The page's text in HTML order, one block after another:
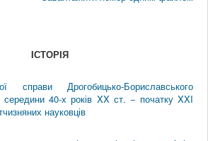
IСТОРIЯ
справи Дрогобицько-Бориславського
середини 40-х років XX ст. − початку XXI
науковців